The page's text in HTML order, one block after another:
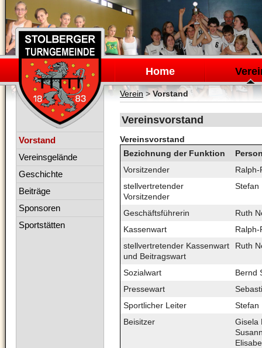
Navigation
überspringen
Home
Verein> Vorstand
Vereinsvorstand
Vereinsvorstand
Bezichnung der Funktion
Vorsitzender
stellvertretender
Vorsitzender
Stefan
Geschäftsführerin
Ruth
Kassenwart
stellvertretender Kassenwart
und Beitragswart
Ruth
Sozialwart
Bernd
Pressewart
Sportlicher Leiter
Stefan
Beisitzer
Gisela
Navigation
Vorstand
Vereinsgelände
Geschichte
Beiträge
Sponsoren
Sportstätten